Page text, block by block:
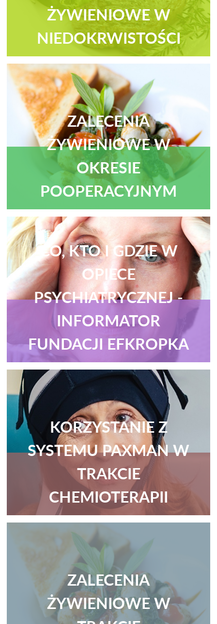
ŻYWIENIOWE W
NIEDOKRWISTOŚCI
ZALECENIA
ŻYWIENIOWE W
OKRESIE
POOPERACYJNYM
CO, KTO I GDZIE W
OPIECE
PSYCHIATRYCZNEJ -
INFORMATOR
FUNDACJI EFKROPKA
KORZYSTANIE Z
SYSTEMU PAXMAN W
TRAKCIE
CHEMIOTERAPII
ZALECENIA
ŻYWIENIOWE W